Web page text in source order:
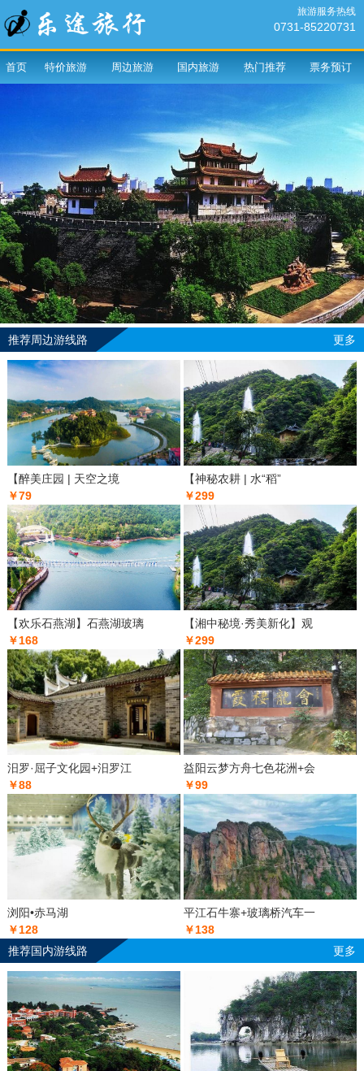
旅游服务热线
0731-85220731
首页 特价旅游 周边旅游 国内旅游 热门推荐 票务预订
推荐周边游线路 更多
【醉美庄园 | 天空之境
￥79
【神秘农耕 | 水“稻”
￥299
【欢乐石燕湖】石燕湖玻璃
￥168
【湘中秘境·秀美新化】观
￥299
汨罗·屈子文化园+汨罗江
￥88
益阳云梦方舟七色花洲+会
￥99
浏阳•赤马湖
￥128
平江石牛寨+玻璃桥汽车一
￥138
推荐国内游线路
更多